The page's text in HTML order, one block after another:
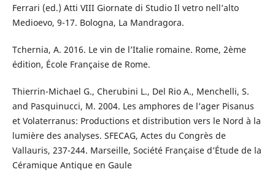
Ferrari (ed.) Atti VIII Giornate di Studio Il vetro nell’alto
Medioevo, 9-17. Bologna, La Mandragora.
Tchernia, A. 2016. Le vin de l’Italie romaine. Rome, 2ème
édition, École Française de Rome.
Thierrin-Michael G., Cherubini L., Del Rio A., Menchelli, S.
and Pasquinucci, M. 2004. Les amphores de l’ager Pisanus
et Volaterranus: Productions et distribution vers le Nord à la
lumière des analyses. SFECAG, Actes du Congrès de
Vallauris, 237-244. Marseille, Société Française d’Étude de la
Céramique Antique en Gaule